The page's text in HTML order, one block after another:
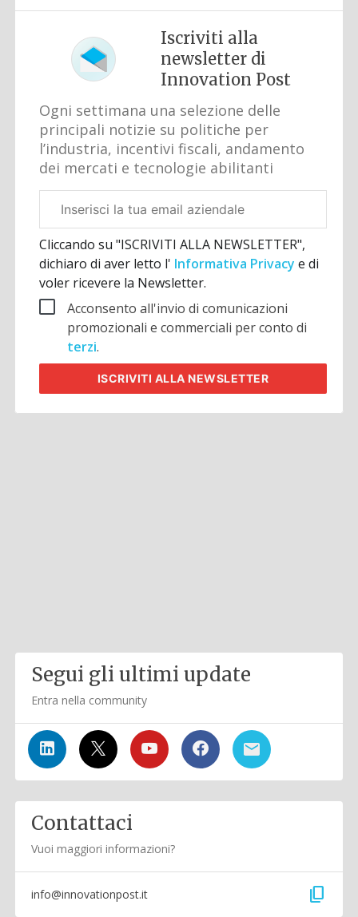
Iscriviti alla
newsletter di
Innovation Post
Ogni settimana una selezione delle
principali notizie su politiche per
l’industria, incentivi fiscali, andamento
dei mercati e tecnologie abilitanti
aziendale
Cliccando su "ISCRIVITI ALLA NEWSLETTER",
dichiaro di aver letto l' Informativa Privacye di
voler ricevere la Newsletter.
Acconsento all'invio di comunicazioni
promozionali e commerciali per conto di
terzi.
ISCRIVITI ALLA NEWSLETTER
Segui gli ultimi update
Entra nella community
Contattaci
Vuoi maggiori informazioni?
info@innovationpost.it content_copy